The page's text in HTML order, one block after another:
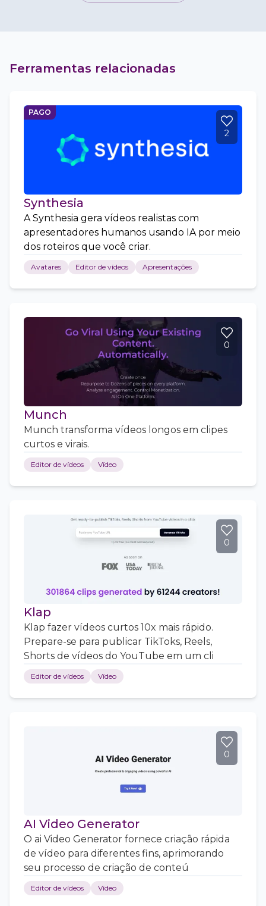
Ferramentas relacionadas
PAGO
2
Synthesia
A Synthesia gera vídeos realistas com
apresentadores humanos usando IA por meio
dos roteiros que você criar.
Avatares Editor de vídeos Apresentações
0
Munch
Munch transforma vídeos longos em clipes
curtos e virais.
Editor de vídeos Vídeo
0
Klap
Klap fazer vídeos curtos 10x mais rápido.
Prepare-se para publicar TikToks, Reels,
Shorts de vídeos do YouTube em um cli
Editor de vídeos Vídeo
0
AI Video Generator
O ai Video Generator fornece criação rápida
de vídeo para diferentes fins, aprimorando
seu processo de criação de conteú
Editor de vídeos Vídeo